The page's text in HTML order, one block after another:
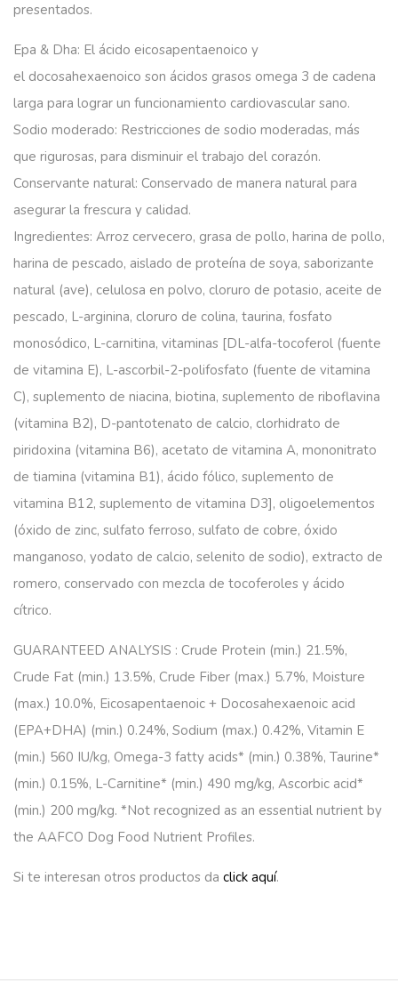
presentados.
Epa & Dha: El ácido eicosapentaenoico y
el docosahexaenoico son ácidos grasos omega 3 de cadena
larga para lograr un funcionamiento cardiovascular sano.
Sodio moderado: Restricciones de sodio moderadas, más
que rigurosas, para disminuir el trabajo del corazón.
Conservante natural: Conservado de manera natural para
asegurar la frescura y calidad.
Ingredientes: Arroz cervecero, grasa de pollo, harina de pollo,
harina de pescado, aislado de proteína de soya, saborizante
natural (ave), celulosa en polvo, cloruro de potasio, aceite de
pescado, L-arginina, cloruro de colina, taurina, fosfato
monosódico, L-carnitina, vitaminas [DL-alfa-tocoferol (fuente
de vitamina E), L-ascorbil-2-polifosfato (fuente de vitamina
C), suplemento de niacina, biotina, suplemento de riboflavina
(vitamina B2), D-pantotenato de calcio, clorhidrato de
piridoxina (vitamina B6), acetato de vitamina A, mononitrato
de tiamina (vitamina B1), ácido fólico, suplemento de
vitamina B12, suplemento de vitamina D3], oligoelementos
(óxido de zinc, sulfato ferroso, sulfato de cobre, óxido
manganoso, yodato de calcio, selenito de sodio), extracto de
romero, conservado con mezcla de tocoferoles y ácido
cítrico.
GUARANTEED ANALYSIS : Crude Protein (min.) 21.5%,
Crude Fat (min.) 13.5%, Crude Fiber (max.) 5.7%, Moisture
(max.) 10.0%, Eicosapentaenoic + Docosahexaenoic acid
(EPA+DHA) (min.) 0.24%, Sodium (max.) 0.42%, Vitamin E
(min.) 560 IU/kg, Omega-3 fatty acids* (min.) 0.38%, Taurine*
(min.) 0.15%, L-Carnitine* (min.) 490 mg/kg, Ascorbic acid*
(min.) 200 mg/kg. *Not recognized as an essential nutrient by
the AAFCO Dog Food Nutrient Profiles.
Si te interesan otros productos da click aquí.